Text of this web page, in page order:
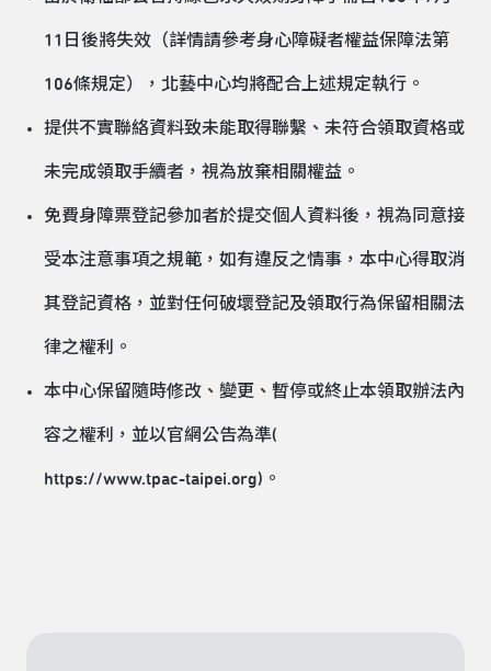
11日後將失效（詳情請參考身心障礙者權益保障法第
106條規定），北藝中心均將配合上述規定執行。
提供不實聯絡資料致未能取得聯繫、未符合領取資格或
未完成領取手續者，視為放棄相關權益。
免費身障票登記參加者於提交個人資料後，視為同意接
受本注意事項之規範，如有違反之情事，本中心得取消
其登記資格，並對任何破壞登記及領取行為保留相關法
律之權利。
本中心保留隨時修改、變更、暫停或終止本領取辦法內
容之權利，並以官網公告為準(
https://www.tpac-taipei.org)。